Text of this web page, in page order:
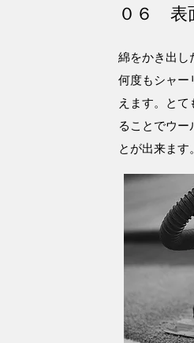
０６ 表
綿をかき出し
何度もシャー
えます。とて
ることでウー
とが出来ます。